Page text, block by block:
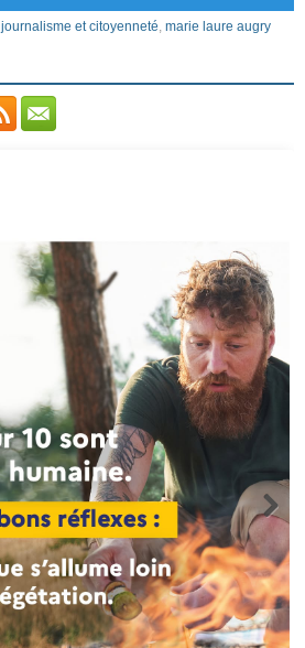
journalisme et citoyenneté, marie laure augry